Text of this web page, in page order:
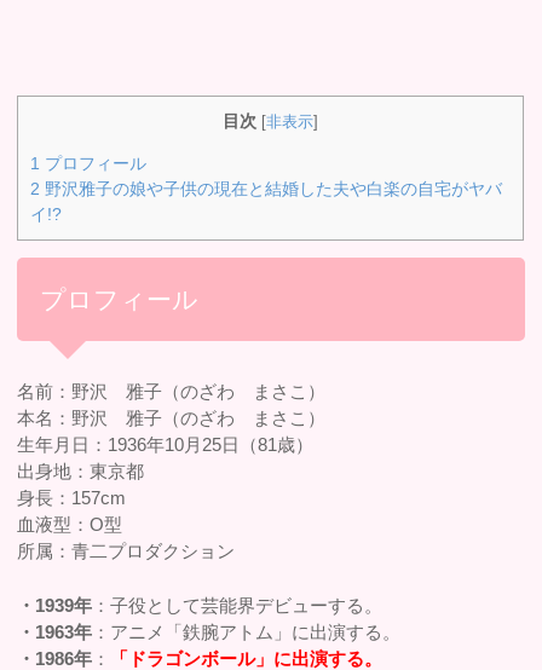
目次 [非表示]
1 プロフィール
2 野沢雅子の娘や子供の現在と結婚した夫や白楽の自宅がヤバ
イ!?
プロフィール
名前：野沢 雅子（のざわ まさこ）
本名：野沢 雅子（のざわ まさこ）
生年月日：1936年10月25日（81歳）
出身地：東京都
身長：157cm
血液型：O型
所属：青二プロダクション
・1939年 ：子役として芸能界デビューする。
・1963年 ：アニメ「鉄腕アトム」に出演する。
・1986年 ：
「ドラゴンボール」に出演する。